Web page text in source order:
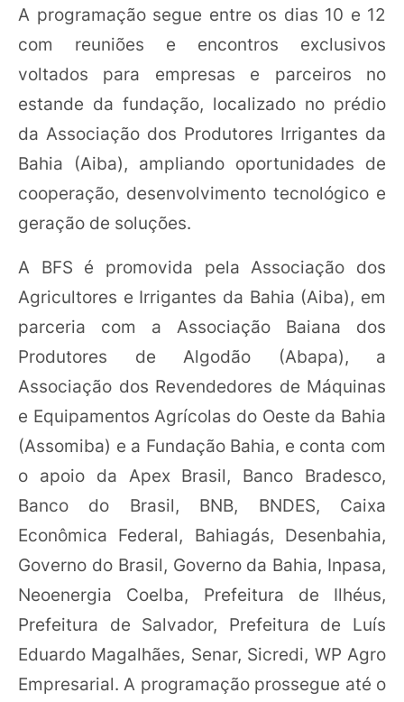
A programação segue entre os dias 10 e 12
com reuniões e encontros exclusivos
voltados para empresas e parceiros no
estande da fundação, localizado no prédio
da Associação dos Produtores Irrigantes da
Bahia (Aiba), ampliando oportunidades de
cooperação, desenvolvimento tecnológico e
geração de soluções.
A BFS é promovida pela Associação dos
Agricultores e Irrigantes da Bahia (Aiba), em
parceria com a Associação Baiana dos
Produtores de Algodão (Abapa), a
Associação dos Revendedores de Máquinas
e Equipamentos Agrícolas do Oeste da Bahia
(Assomiba) e a Fundação Bahia, e conta com
o apoio da Apex Brasil, Banco Bradesco,
Banco do Brasil, BNB, BNDES, Caixa
Econômica Federal, Bahiagás, Desenbahia,
Governo do Brasil, Governo da Bahia, Inpasa,
Neoenergia Coelba, Prefeitura de Ilhéus,
Prefeitura de Salvador, Prefeitura de Luís
Eduardo Magalhães, Senar, Sicredi, WP Agro
Empresarial. A programação prossegue até o